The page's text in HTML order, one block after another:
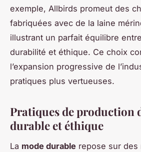
exemple, Allbirds promeut des
fabriquées avec de la laine
illustrant un parfait équilibre
durabilité et éthique. Ce choix
l’expansion progressive de
pratiques plus vertueuses.
Pratiques de production
durable et éthique
La mode durable repose sur des